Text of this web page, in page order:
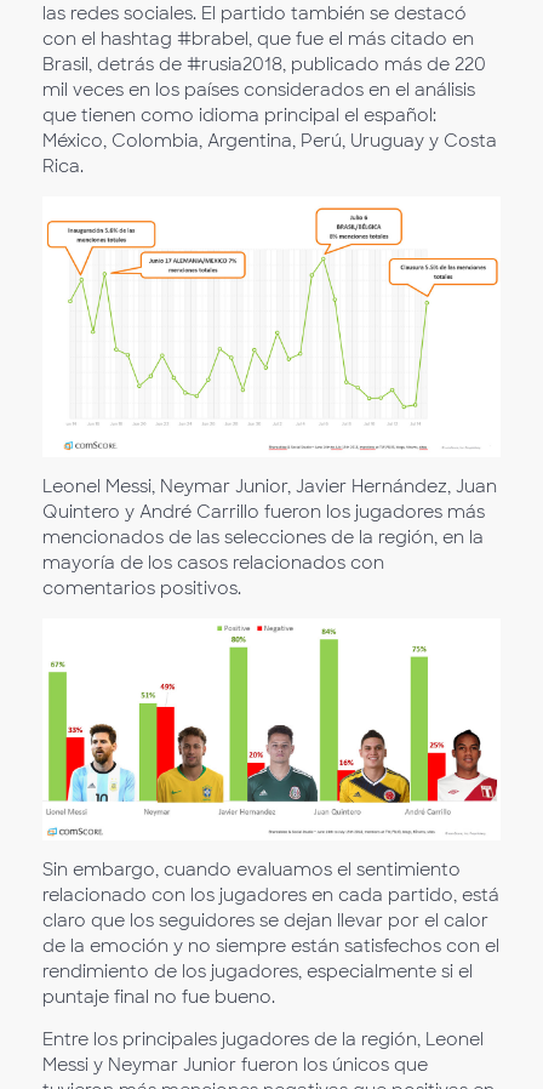
las redes sociales. El partido también se destacó
con el hashtag #brabel, que fue el más citado en
Brasil, detrás de #rusia2018, publicado más de 220
mil veces en los países considerados en el análisis
que tienen como idioma principal el español:
México, Colombia, Argentina, Perú, Uruguay y Costa
Rica.
Leonel Messi, Neymar Junior, Javier Hernández, Juan
Quintero y André Carrillo fueron los jugadores más
mencionados de las selecciones de la región, en la
mayoría de los casos relacionados con
comentarios positivos.
Sin embargo, cuando evaluamos el sentimiento
relacionado con los jugadores en cada partido, está
claro que los seguidores se dejan llevar por el calor
de la emoción y no siempre están satisfechos con el
rendimiento de los jugadores, especialmente si el
puntaje final no fue bueno.
Entre los principales jugadores de la región, Leonel
Messi y Neymar Junior fueron los únicos que